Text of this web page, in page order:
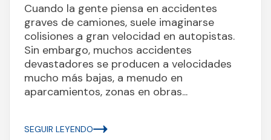
Cuando la gente piensa en accidentes
graves de camiones, suele imaginarse
colisiones a gran velocidad en autopistas.
Sin embargo, muchos accidentes
devastadores se producen a velocidades
mucho más bajas, a menudo en
aparcamientos, zonas en obras...
SEGUIR LEYENDO